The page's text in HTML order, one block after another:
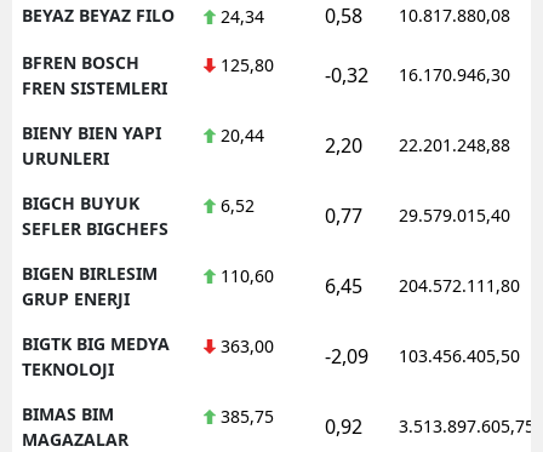
BEYAZ BEYAZ FILO 24,34 0,58 10.817.880,08
BFREN BOSCH
FREN SISTEMLERI
125,80 -0,32 16.170.946,30
BIENY BIEN YAPI
URUNLERI
20,44 2,20 22.201.248,88
BIGCH BUYUK
SEFLER BIGCHEFS
6,52 0,77 29.579.015,40
BIGEN BIRLESIM
GRUP ENERJI
110,60 6,45 204.572.111,80
BIGTK BIG MEDYA
TEKNOLOJI
363,00 -2,09 103.456.405,50
BIMAS BIM
MAGAZALAR
385,75 0,92 3.513.897.605,75